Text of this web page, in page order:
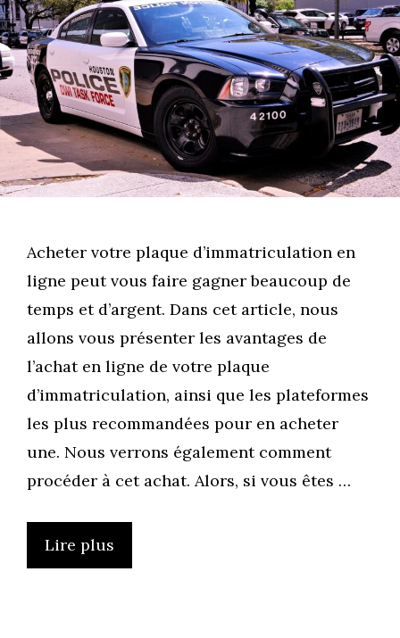
Acheter votre plaque d’immatriculation en
ligne peut vous faire gagner beaucoup de
temps et d’argent. Dans cet article, nous
allons vous présenter les avantages de
l’achat en ligne de votre plaque
d’immatriculation, ainsi que les plateformes
les plus recommandées pour en acheter
une. Nous verrons également comment
procéder à cet achat. Alors, si vous êtes …
Lire plus